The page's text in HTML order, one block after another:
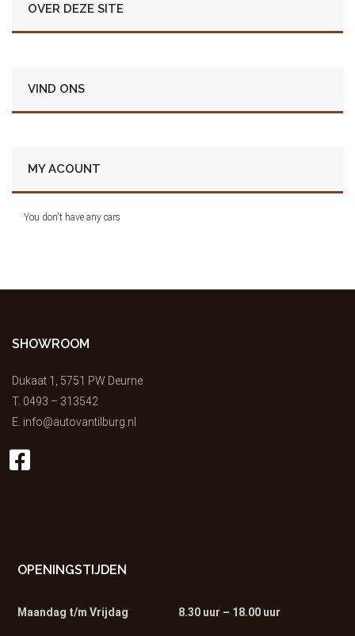
OVER DEZE SITE
VIND ONS
MY ACOUNT
You don't have any cars
SHOWROOM
Dukaat 1, 5751 PW Deurne
T. 0493 – 313542
E. info@autovantilburg.nl
OPENINGSTIJDEN
Maandag t/m Vrijdag 8.30 uur – 18.00 uur